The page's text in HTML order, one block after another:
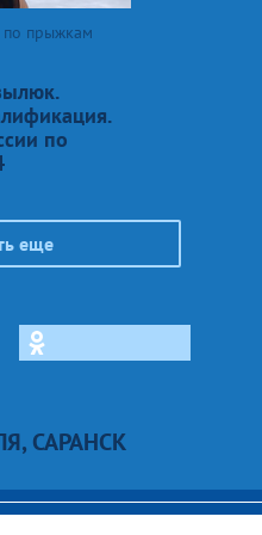
по прыжкам
по
еще
САРАНСК